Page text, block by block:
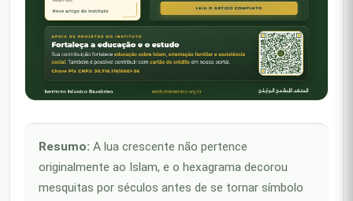
Resumo: A lua crescente não pertence
originalmente ao Islam, e o hexagrama decorou
mesquitas por séculos antes de se tornar símbolo